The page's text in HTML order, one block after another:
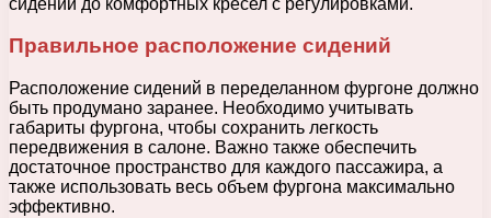
Правильное расположение сидений
Расположение сидений в переделанном фургоне должно
быть продумано заранее. Необходимо учитывать
габариты фургона, чтобы сохранить легкость
передвижения в салоне. Важно также обеспечить
достаточное пространство для каждого пассажира, а
также использовать весь объем фургона максимально
эффективно.